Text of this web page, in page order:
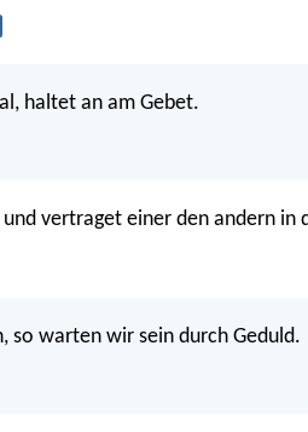
haltet an am Gebet.
vertraget einer den andern in
so warten wir sein durch Geduld.